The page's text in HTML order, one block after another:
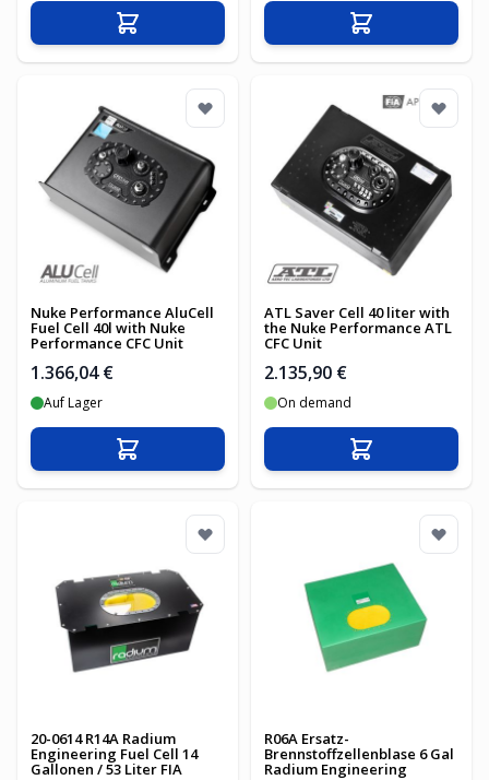
In den Warenkorb In den
Nuke Performance AluCell
Fuel Cell 40l with Nuke
Performance CFC Unit
1.366,04 €
Auf Lager
In den Warenkorb
ATL Saver Cell 40 liter with
the Nuke Performance ATL
CFC Unit
2.135,90 €
On demand
In den
20-0614 R14A Radium
Engineering Fuel Cell 14
Gallonen / 53 Liter FIA
R06A Ersatz-
Brennstoffzellenblase 6 Gal
Radium Engineering